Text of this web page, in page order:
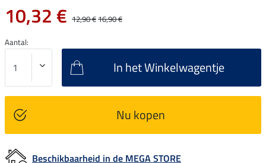
10,32 € 12,90 €16,90 €
Aantal:
In het Winkelwagentje
Nu kopen
Beschikbaarheid in de MEGA STORE